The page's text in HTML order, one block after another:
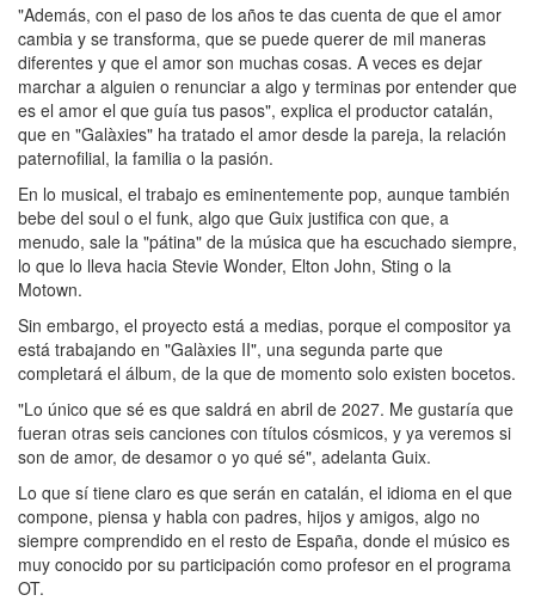
"Además, con el paso de los años te das cuenta de que el amor
cambia y se transforma, que se puede querer de mil maneras
diferentes y que el amor son muchas cosas. A veces es dejar
marchar a alguien o renunciar a algo y terminas por entender que
es el amor el que guía tus pasos", explica el productor catalán,
que en "Galàxies" ha tratado el amor desde la pareja, la relación
paternofilial, la familia o la pasión.
En lo musical, el trabajo es eminentemente pop, aunque también
bebe del soul o el funk, algo que Guix justifica con que, a
menudo, sale la "pátina" de la música que ha escuchado siempre,
lo que lo lleva hacia Stevie Wonder, Elton John, Sting o la
Motown.
Sin embargo, el proyecto está a medias, porque el compositor ya
está trabajando en "Galàxies II", una segunda parte que
completará el álbum, de la que de momento solo existen bocetos.
"Lo único que sé es que saldrá en abril de 2027. Me gustaría que
fueran otras seis canciones con títulos cósmicos, y ya veremos si
son de amor, de desamor o yo qué sé", adelanta Guix.
Lo que sí tiene claro es que serán en catalán, el idioma en el que
compone, piensa y habla con padres, hijos y amigos, algo no
siempre comprendido en el resto de España, donde el músico es
muy conocido por su participación como profesor en el programa
OT.